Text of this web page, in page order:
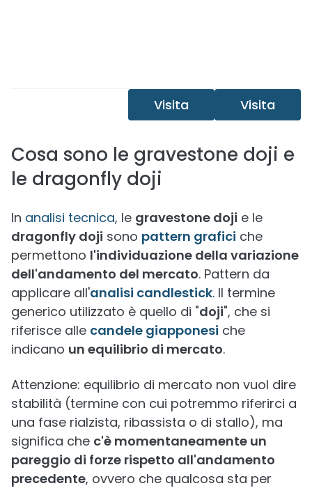
Visita Visita
Cosa sono le gravestone doji e
le dragonfly doji
In analisi tecnica, le gravestone doji e le
dragonfly doji sono pattern grafici che
permettono l'individuazione della variazione
dell'andamento del mercato. Pattern da
applicare all'analisi candlestick. Il termine
generico utilizzato è quello di "doji", che si
riferisce alle candele giapponesi che
indicano un equilibrio di mercato.
Attenzione: equilibrio di mercato non vuol dire
stabilità (termine con cui potremmo riferirci a
una fase rialzista, ribassista o di stallo), ma
significa che c'è momentaneamente un
pareggio di forze rispetto all'andamento
precedente, ovvero che qualcosa sta per